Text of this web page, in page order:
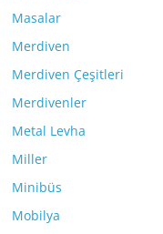
Masalar
Merdiven
Merdiven Çeşitleri
Merdivenler
Metal Levha
Miller
Minibüs
Mobilya